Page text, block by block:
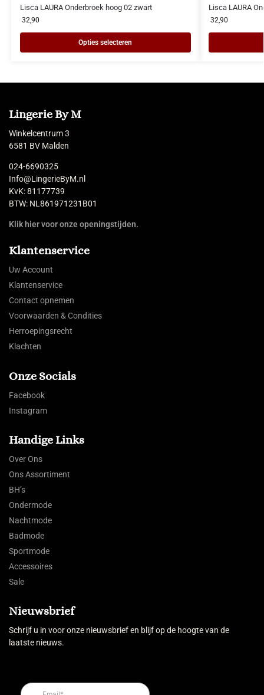
Lisca LAURA Onderbroek hoog 02 zwart
32,90
Opties selecteren
Lisca LAURA
32,90
Lingerie By M
Winkelcentrum 3
6581 BV Malden
024-6690325
Info@LingerieByM.nl
KvK: 81177739
BTW: NL861971231B01
Klik hier voor onze openingstijden.
Klantenservice
Uw Account
Klantenservice
Contact opnemen
Voorwaarden & Condities
Herroepingsrecht
Klachten
Onze Socials
Facebook
Instagram
Handige Links
Over Ons
Ons Assortiment
BH’s
Ondermode
Nachtmode
Badmode
Sportmode
Accessoires
Sale
Nieuwsbrief
Schrijf u in voor onze nieuwsbrief en blijf op de hoogte van de
laatste nieuws.